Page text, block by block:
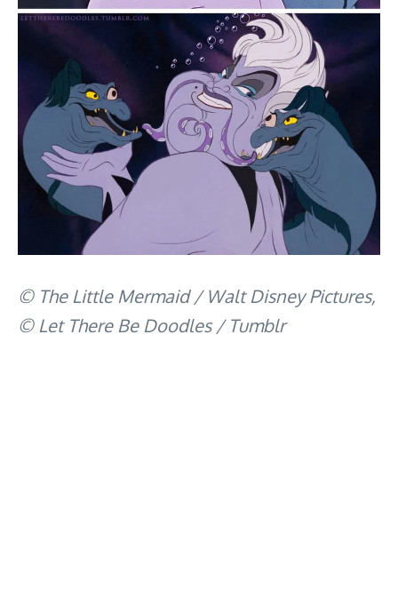
© The Little Mermaid / Walt Disney Pictures,
© Let There Be Doodles / Tumblr